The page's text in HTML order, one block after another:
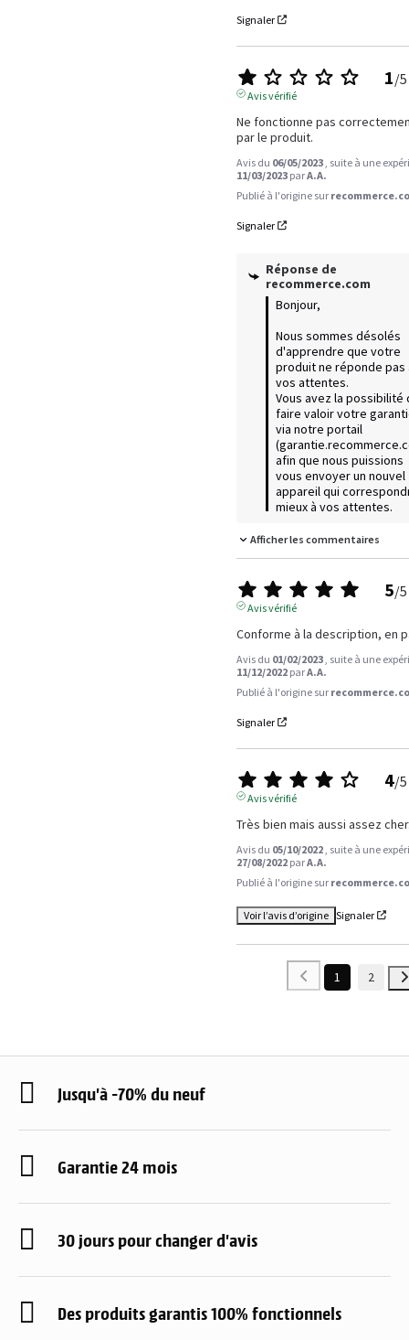
Signaler
1/5
Avis vérifié
Ne fonctionne pas
par le produit.
Avis du 06/05/2023 , suite à une
11/03/2023 parA.A.
Publié à l'origine sur
Signaler
Réponse de
recommerce.com
Bonjour,
Nous sommes désolés
d'apprendre que votre
produit ne réponde pas
vos attentes.
Vous avez la possibilité
faire valoir votre
via notre portail
afin que nous puissions
vous envoyer un nouvel
appareil qui
mieux à vos attentes.
Afficher les commentaires
5/5
Avis vérifié
Conforme à la description, en
Avis du 01/02/2023 , suite à une
11/12/2022 parA.A.
Publié à l'origine sur
Signaler
4/5
Avis vérifié
Très bien mais aussi assez
Avis du 05/10/2022 , suite à une
27/08/2022 parA.A.
Publié à l'origine sur
Voir l’avis d’origine Signaler
1 2
Jusqu'à -70% du neuf
Garantie 24 mois
30 jours pour changer d'avis
Des produits garantis 100% fonctionnels